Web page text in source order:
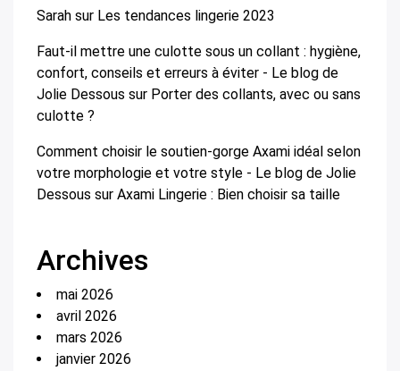
Sarah sur Les tendances lingerie 2023
Faut-il mettre une culotte sous un collant : hygiène,
confort, conseils et erreurs à éviter - Le blog de
Jolie Dessous sur Porter des collants, avec ou sans
culotte ?
Comment choisir le soutien-gorge Axami idéal selon
votre morphologie et votre style - Le blog de Jolie
Dessous sur Axami Lingerie : Bien choisir sa taille
Archives
mai 2026
avril 2026
mars 2026
janvier 2026